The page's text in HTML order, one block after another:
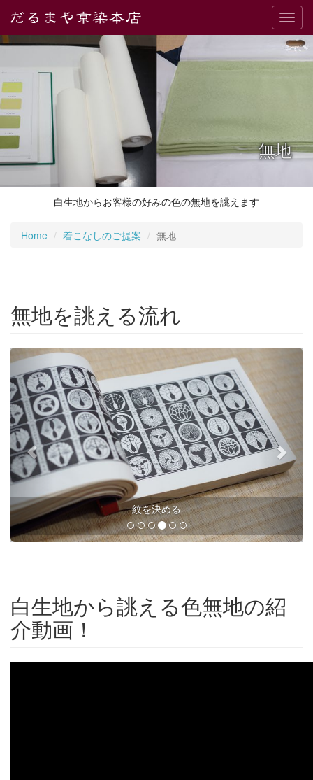
無地
白生地からお客様の好みの色の無地を誂えます
Home 着こなしのご提案 無地
無地を誂える流れ
る 寸法を測る
白生地から誂える色無地の紹
介動画！